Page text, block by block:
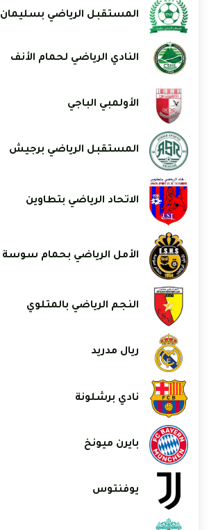
المستقبل الرياضي بسليمان
النادي الرياضي لحمام الأنف
الأولمبي الباجي
المستقبل الرياضي برجيش
الاتحاد الرياضي بتطاوين
الأمل الرياضي بحمام سوسة
النجم الرياضي بالمتلوي
ريال مدريد
نادي برشلونة
بايرن ميونخ
يوفنتوس